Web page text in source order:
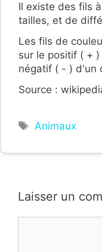
Il existe des fils
tailles, et de
Les fils de
sur le positif ( +
négatif ( - ) d'un
Source :
Étiquettes
Animaux
Laisser un